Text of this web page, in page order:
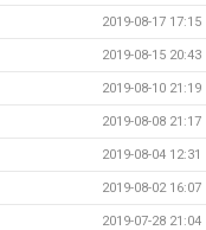
2019-08-17 17:15
2019-08-15 20:43
2019-08-10 21:19
2019-08-08 21:17
2019-08-04 12:31
2019-08-02 16:07
2019-07-28 21:04